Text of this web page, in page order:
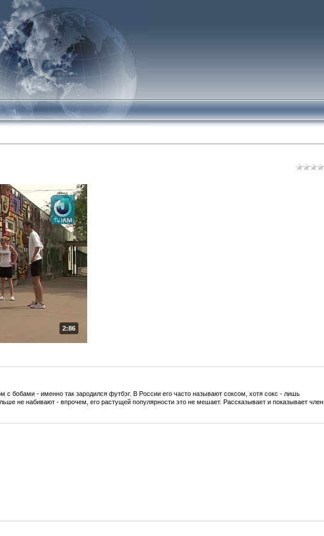
2:86
бобами - именно так зародился футбэг. В России его часто называют соксом, хотя сокс - лишь
не набивают - впрочем, его растущей популярности это не мешает. Рассказывает и показывает член